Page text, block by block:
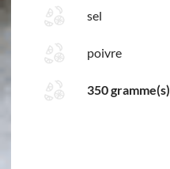
sel
poivre
350 gramme(s)